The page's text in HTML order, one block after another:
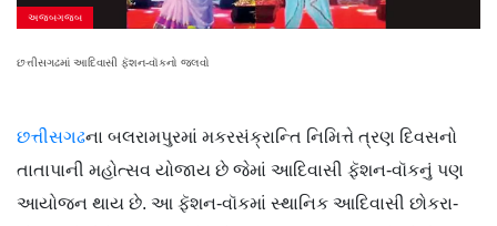
અજબગજબ
છત્તીસગઢમાં આદિવાસી ફૅશન-વૉકનો જલવો
છત્તીસગઢના બલરામપુરમાં મકરસંક્રાન્તિ નિમિત્તે ત્રણ દિવસનો
તાતાપાની મહોત્સવ યોજાય છે જેમાં આદિવાસી ફૅશન-વૉકનું પણ
આયોજન થાય છે. આ ફૅશન-વૉકમાં સ્થાનિક આદિવાસી છોકરા-